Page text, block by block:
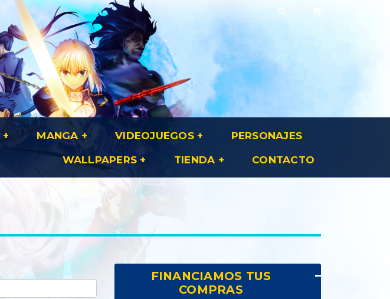
MANGA VIDEOJUEGOS
PERSONAJES
WALLPAPERS
TIENDA CONTACTO
FINANCIAMOS TUS
COMPRAS